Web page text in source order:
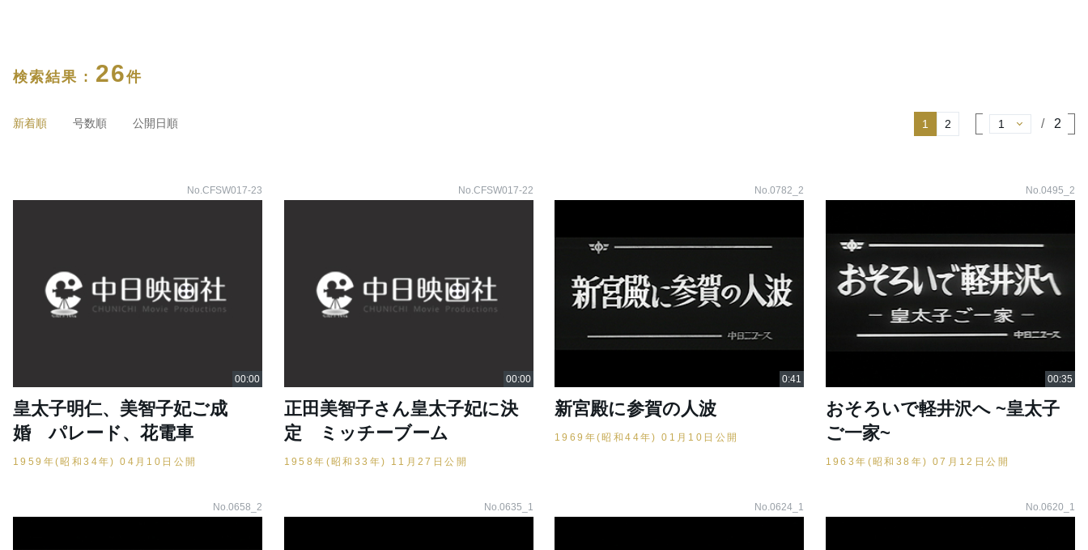
検索結果 : 26件
新着順 号数順 公開日順 1 2 2
No.CFSW017-23
皇太子明仁、美智子妃ご成
婚 パレード、花電車
1959年(昭和34年) 04月10日公開
No.CFSW017-22
正田美智子さん皇太子妃に決
定 ミッチーブーム
1958年(昭和33年) 11月27日公開
No.0782_2
新宮殿に参賀の人波
1969年(昭和44年) 01月10日公開
No.0495_2
おそろいで軽井沢へ ~皇太子
ご一家~
1963年(昭和38年) 07月12日公開
No.0658_2 No.0635_1 No.0624_1 No.0620_1